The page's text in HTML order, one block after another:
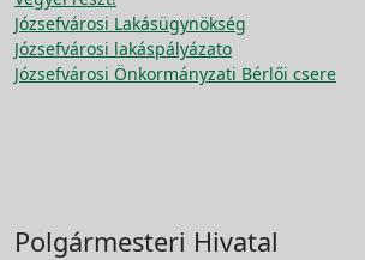
Józsefvárosi Lakásügynökség
Józsefvárosi lakáspályázato
Józsefvárosi Önkormányzati Bérlői csere
Polgármesteri Hivatal